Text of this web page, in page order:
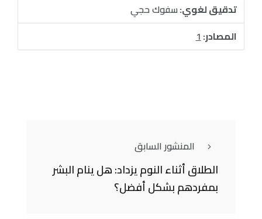
تدقيق لغوي:سفوك حجي
المصادر:1
المنشور السابق
الطلاق أثناء النوم يزداد: هل ينام البشر
بمفردهم بشكل أفضل؟